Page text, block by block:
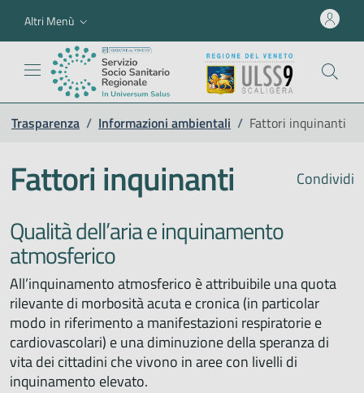
Altri Menù
Trasparenza / Informazioni ambientali / Fattori inquinanti
Condividi
Fattori inquinanti
Qualità dell’aria e inquinamento
atmosferico
All’inquinamento atmosferico è attribuibile una quota
rilevante di morbosità acuta e cronica (in particolar
modo in riferimento a manifestazioni respiratorie e
cardiovascolari) e una diminuzione della speranza di
vita dei cittadini che vivono in aree con livelli di
inquinamento elevato.